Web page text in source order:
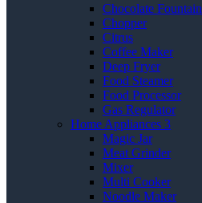
Chocolate Fountain
Chopper
Citrus
Coffee Maker
Deep Fryer
Food Steamer
Food Processor
Gas Regulator
Home Appliances 3
Magic Jar
Meat Grinder
Mixer
Multi Cooker
Noodle Maker